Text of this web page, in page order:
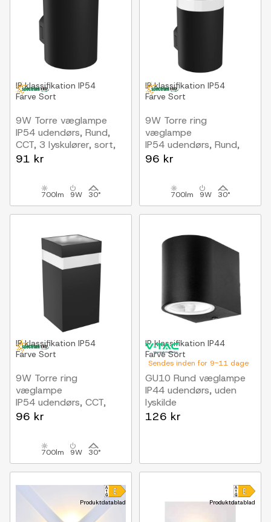
IP klassifikation IP54
Farve Sort
9W Torre væglampe
IP54 udendørs, Rund,
CCT, 3 lyskulører, sort,
inkl. lyskilde
91 kr
700lm 9W 30°
IP klassifikation IP54
Farve Sort
9W Torre ring
væglampe
IP54 udendørs, Rund,
CCT, 3 lyskulører, sort,
96 kr
700lm 9W 30°
IP klassifikation IP54
Farve Sort
9W Torre ring
væglampe
IP54 udendørs, CCT,
Firkantet, 3 lyskulører,
96 kr
700lm 9W 30°
Sendes inden for 9-11 dage
IP klassifikation IP44
FarveSort
GU10 Rund væglampe
IP44 udendørs, uden
lyskilde
126 kr
Produktdatablad Produktdatablad